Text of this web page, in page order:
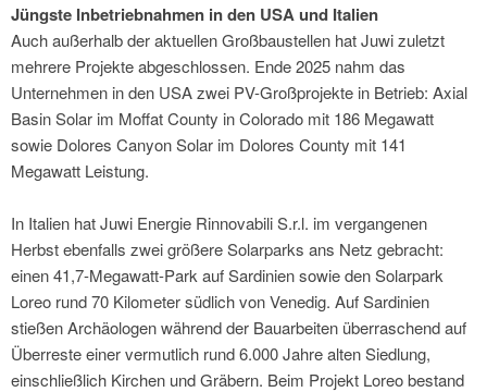
Jüngste Inbetriebnahmen in den USA und Italien
Auch außerhalb der aktuellen Großbaustellen hat Juwi zuletzt
mehrere Projekte abgeschlossen. Ende 2025 nahm das
Unternehmen in den USA zwei PV-Großprojekte in Betrieb: Axial
Basin Solar im Moffat County in Colorado mit 186 Megawatt
sowie Dolores Canyon Solar im Dolores County mit 141
Megawatt Leistung.
In Italien hat Juwi Energie Rinnovabili S.r.l. im vergangenen
Herbst ebenfalls zwei größere Solarparks ans Netz gebracht:
einen 41,7-Megawatt-Park auf Sardinien sowie den Solarpark
Loreo rund 70 Kilometer südlich von Venedig. Auf Sardinien
stießen Archäologen während der Bauarbeiten überraschend auf
Überreste einer vermutlich rund 6.000 Jahre alten Siedlung,
einschließlich Kirchen und Gräbern. Beim Projekt Loreo bestand